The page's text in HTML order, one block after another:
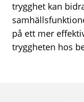
trygghet kan
på ett mer
tryggheten hos